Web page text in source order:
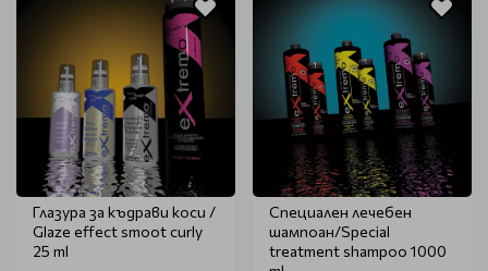
Глазура за къдрави коси /
Glaze effect smoot curly
25 ml
Специален лечебен
шампоан/Special
treatment shampoo 1000